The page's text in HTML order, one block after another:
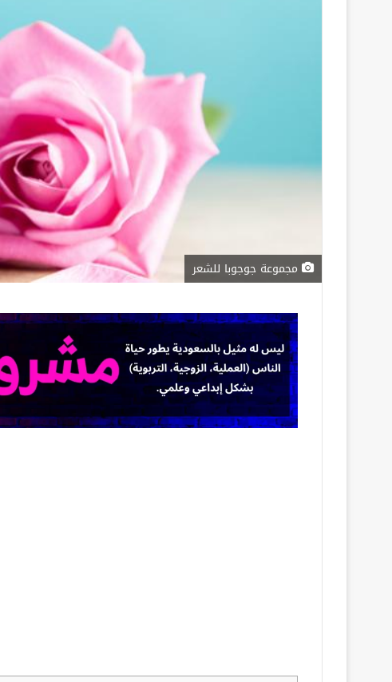
مجموعة جوجوبا للشعر